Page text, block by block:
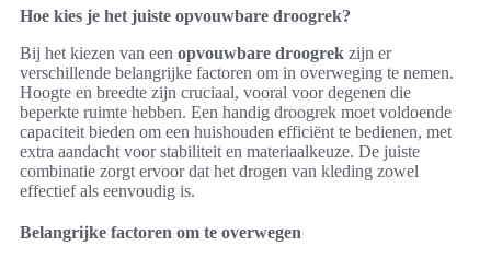
Hoe kies je het juiste opvouwbare droogrek?
Bij het kiezen van een opvouwbare droogrek zijn er
verschillende belangrijke factoren om in overweging te nemen.
Hoogte en breedte zijn cruciaal, vooral voor degenen die
beperkte ruimte hebben. Een handig droogrek moet voldoende
capaciteit bieden om een huishouden efficiënt te bedienen, met
extra aandacht voor stabiliteit en materiaalkeuze. De juiste
combinatie zorgt ervoor dat het drogen van kleding zowel
effectief als eenvoudig is.
Belangrijke factoren om te overwegen